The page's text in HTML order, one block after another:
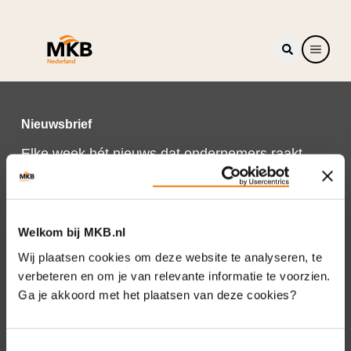
Welkom bij MKB.nl
Wij plaatsen cookies om deze website te analyseren, te
verbeteren en om je van relevante informatie te voorzien.
Ga je akkoord met het plaatsen van deze cookies?
Nieuwsbrief
Elke week hét nieuws dat ondernemers raakt.
Schrijf je nu in voor de MKB-Nederland
nieuwsbrief.
Schrijf je in
Direct naar
Over ons